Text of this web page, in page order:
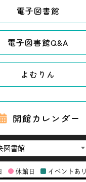
電子図書館
電子図書館Q&A
よむりん
開館カレンダー
休館日 イベントあり